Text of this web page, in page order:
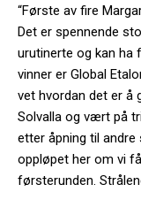
“Første av fire
Det er spennende
urutinerte og kan ha
vinner er Global
vet hvordan det er å
Solvalla og vært på
etter åpning til
oppløpet her om vi
førsterunden.